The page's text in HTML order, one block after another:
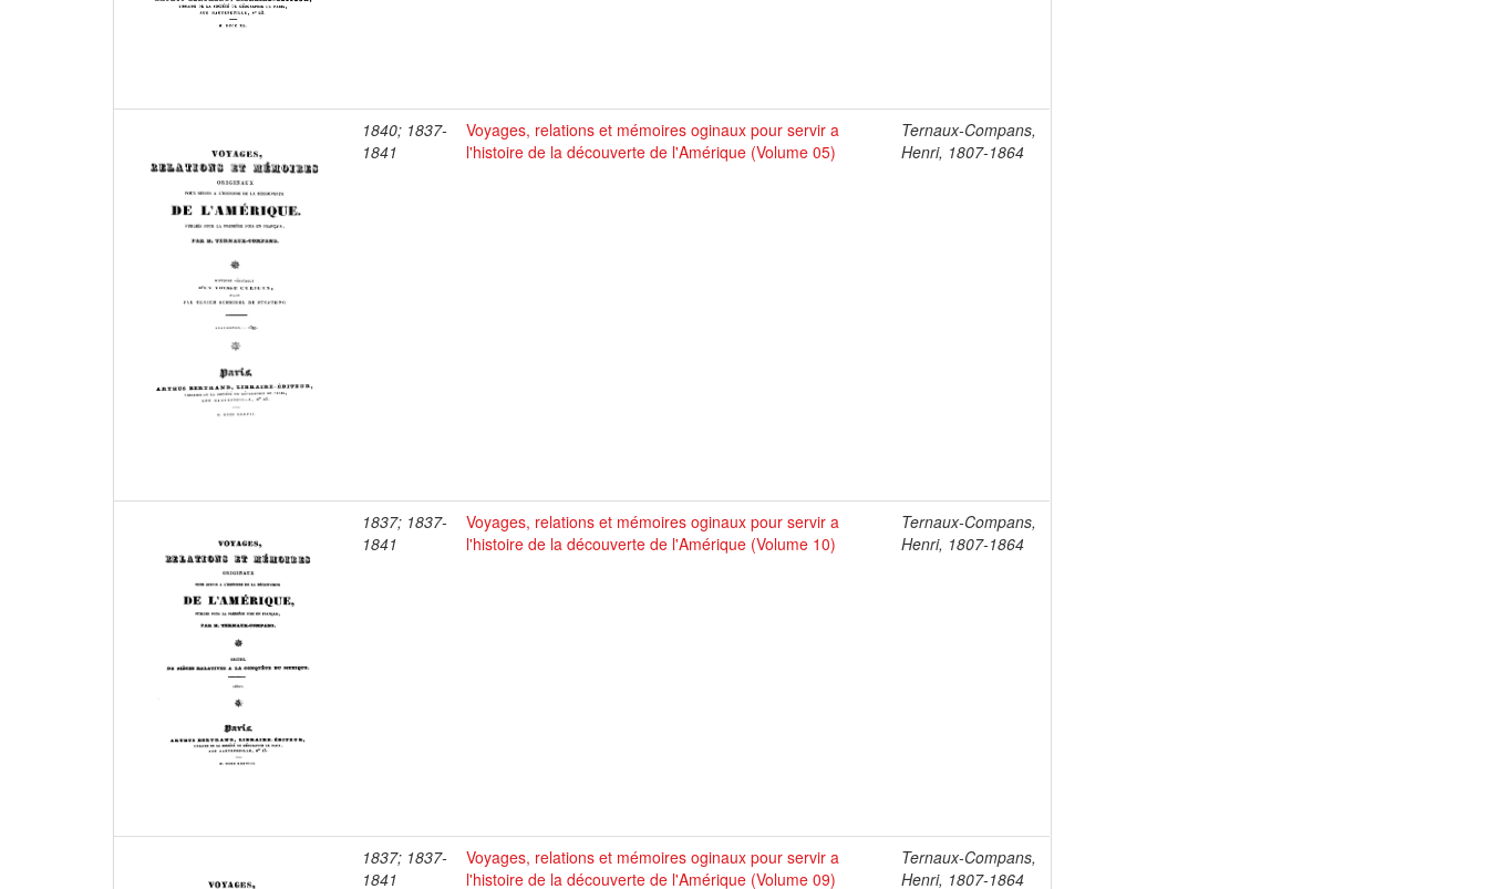
1840; 1837-
1841
Voyages, relations et mémoires oginaux pour servir a
l'histoire de la découverte de l'Amérique (Volume 05)
Ternaux-Compans,
Henri, 1807-1864
1837; 1837-
1841
Voyages, relations et mémoires oginaux pour servir a
l'histoire de la découverte de l'Amérique (Volume 10)
Ternaux-Compans,
Henri, 1807-1864
1837; 1837-
1841
Voyages, relations et mémoires oginaux pour servir a
l'histoire de la découverte de l'Amérique (Volume 09)
Ternaux-Compans,
Henri, 1807-1864